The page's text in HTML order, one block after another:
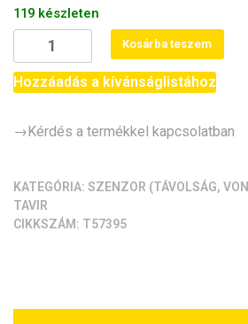
119 készleten
Vonalkövető
digit-
szenzor
csatorna,
Kosárba teszem
Hozzáadás a kívánságlistához
→Kérdés a termékkel kapcsolatban
KATEGÓRIA: SZENZOR (TÁVOLSÁG,
TAVIR
CIKKSZÁM: T57395